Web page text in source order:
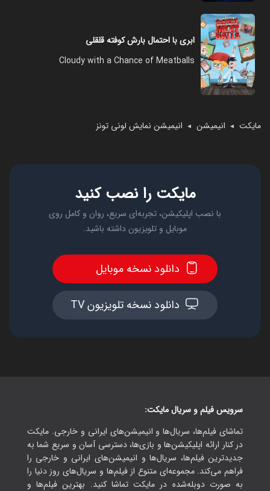
ابری با احتمال بارش کوفته قلقلی
Cloudy with a Chance of Meatballs
مایکت ◄ انیمیشن ◄ انیمیشن نمایش لونی تونز
مایکت را نصب کنید
با نصب اپلیکیشن، تجربه‌ای سریع، روان و کامل روی
موبایل و تلویزیون داشته باشید.
دانلود نسخه موبایل
دانلود نسخه تلویزیون TV
سرویس فیلم و سریال مایکت:
تماشای فیلم‌ها، سریال‌ها و انیمیشن‌های ایرانی و خارجی. مایکت
در کنار ارائه اپلیکیشن‌ها و بازی‌ها، دسترسی آسان و سریع شما به
جدیدترین فیلم‌ها، سریال‌ها و انیمیشن‌های ایرانی و خارجی را
فراهم می‌کند. مجموعه‌ای متنوع از فیلم‌ها و سریال‌های روز دنیا را
به صورت دوبله‌شده در مایکت تماشا کنید. بهترین فیلم‌ها و